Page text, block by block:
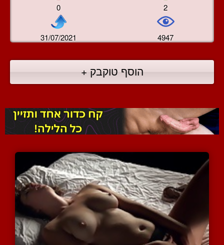
0 2
31/07/2021 4947
הוסף טוקבק +